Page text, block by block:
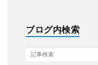
ブログ内検索